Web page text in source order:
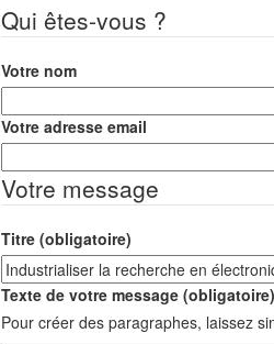
Qui êtes-vous ?
Votre nom
Votre adresse email
Votre message
Titre (obligatoire)
Texte de votre message (obligatoire)
Pour créer des paragraphes, laissez